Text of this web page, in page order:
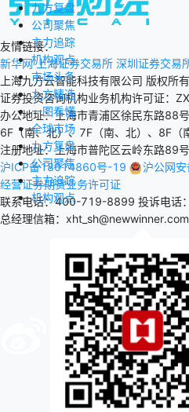
九方复盘
公司聚焦
主力追踪
机构观点
市场头条
九方精选
一图看懂
全球市场
九方复盘
公司聚焦
主力追踪
机构观点
友情链接：
新华网 上海证券交易所 深圳证券交易
上海九方云智能科技有限公司 版权所有
证券投资咨询机构业务机构许可证：
办公地址：上海市青浦区徐民东路88
6F（南、北）、7F（南、北）、8F
注册地址：上海市普陀区云岭东路89
沪ICP备18014860号-19
沪公网
经营证券期货业务许可证
联系电话：400-719-8899 投诉电话
总经理信箱：